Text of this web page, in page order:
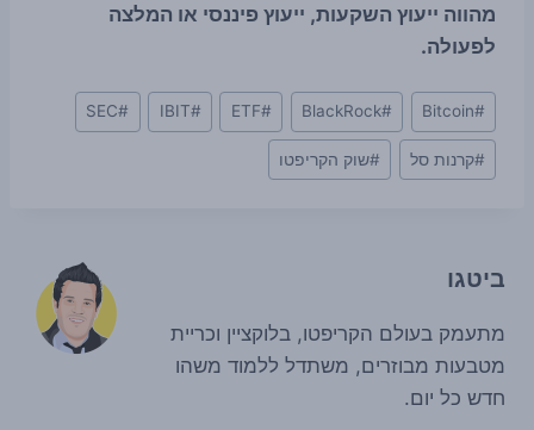
מהווה ייעוץ השקעות, ייעוץ פיננסי או המלצה
לפעולה.
Post
Tags:
#
Bitcoin
#
BlackRock
#
ETF
#
IBIT
#
SEC
#קרנות סל #שוק הקריפטו
ביטגו
מתעמק בעולם הקריפטו, בלוקציין וכריית
מטבעות מבוזרים, משתדל ללמוד משהו
חדש כל יום.